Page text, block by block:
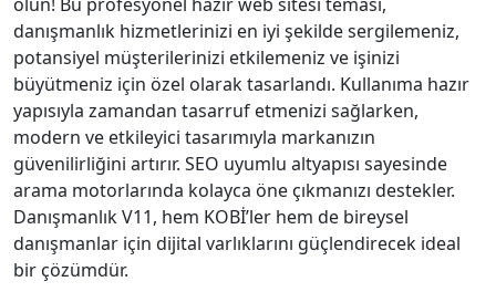
danışmanlık hizmetlerinizi en iyi şekilde sergilemeniz,
potansiyel müşterilerinizi etkilemeniz ve işinizi
büyütmeniz için özel olarak tasarlandı. Kullanıma hazır
yapısıyla zamandan tasarruf etmenizi sağlarken,
modern ve etkileyici tasarımıyla markanızın
güvenilirliğini artırır. SEO uyumlu altyapısı sayesinde
arama motorlarında kolayca öne çıkmanızı destekler.
Danışmanlık V11, hem KOBİ’ler hem de bireysel
danışmanlar için dijital varlıklarını güçlendirecek ideal
bir çözümdür.